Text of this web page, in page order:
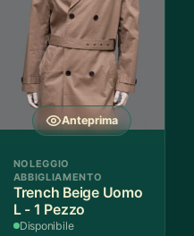
Anteprima
NOLEGGIO
ABBIGLIAMENTO
Trench Beige Uomo
L - 1 Pezzo
Disponibile